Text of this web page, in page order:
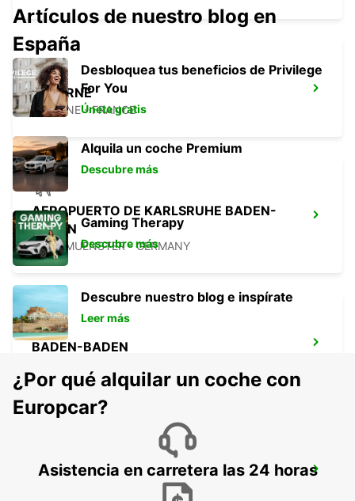
SAVERNE
SAVERNE - FRANCE
AEROPUERTO DE KARLSRUHE BADEN-
BADEN
RHEINMUENSTER - GERMANY
BADEN-BADEN
RASTATT MERCEDES-BENZ FORUM
(SOLO DEVOLUCIÓN)
Artículos de nuestro blog en
España
Desbloquea tus beneficios de Privilege
For You
Únete gratis
Alquila un coche Premium
Descubre más
Gaming Therapy
Descubre más
Descubre nuestro blog e inspírate
Leer más
¿Por qué alquilar un coche con
Europcar?
Asistencia en carretera las 24 horas